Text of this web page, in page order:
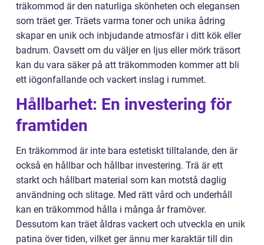
träkommod är den naturliga skönheten och elegansen
som träet ger. Träets varma toner och unika ådring
skapar en unik och inbjudande atmosfär i ditt kök eller
badrum. Oavsett om du väljer en ljus eller mörk träsort
kan du vara säker på att träkommoden kommer att bli
ett iögonfallande och vackert inslag i rummet.
Hållbarhet: En investering för
framtiden
En träkommod är inte bara estetiskt tilltalande, den är
också en hållbar och hållbar investering. Trä är ett
starkt och hållbart material som kan motstå daglig
användning och slitage. Med rätt vård och underhåll
kan en träkommod hålla i många år framöver.
Dessutom kan träet åldras vackert och utveckla en unik
patina över tiden, vilket ger ännu mer karaktär till din